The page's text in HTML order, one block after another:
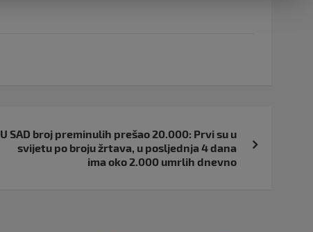
U SAD broj preminulih prešao 20.000: Prvi su u
svijetu po broju žrtava, u posljednja 4 dana
ima oko 2.000 umrlih dnevno